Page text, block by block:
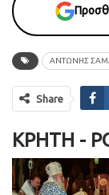
ΑΝΤΏΝΗΣ
Share
ΚΡΉΤΗ -